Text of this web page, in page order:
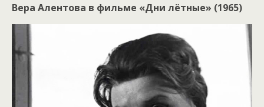
Вера Алентова в фильме «Дни лётные» (1965)